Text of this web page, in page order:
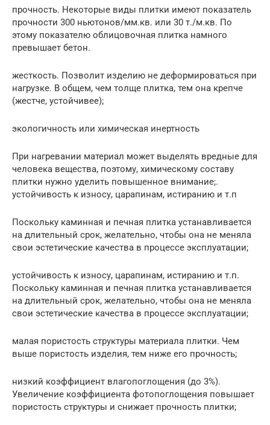
прочность. Некоторые виды плитки имеют показатель
прочности 300 ньютонов/мм.кв. или 30 т./м.кв. По
этому показателю облицовочная плитка намного
превышает бетон.
жесткость. Позволит изделию не деформироваться при
нагрузке. В общем, чем толще плитка, тем она крепче
(жестче, устойчивее);
экологичность или химическая инертность
При нагревании материал может выделять вредные для
человека вещества, поэтому, химическому составу
плитки нужно уделить повышенное внимание;.
устойчивость к износу, царапинам, истиранию и т.п
Поскольку каминная и печная плитка устанавливается
на длительный срок, желательно, чтобы она не меняла
свои эстетические качества в процессе эксплуатации;
устойчивость к износу, царапинам, истиранию и т.п.
Поскольку каминная и печная плитка устанавливается
на длительный срок, желательно, чтобы она не меняла
свои эстетические качества в процессе эксплуатации;
малая пористость структуры материала плитки. Чем
выше пористость изделия, тем ниже его прочность;
низкий коэффициент влагопоглощения (до 3%).
Увеличение коэффициента фотопоглощения повышает
пористость структуры и снижает прочность плитки;